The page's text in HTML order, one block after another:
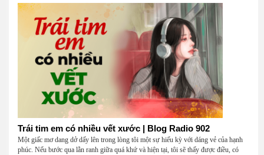
Trái tim em có nhiều vết xước | Blog Radio 902
Một giấc mơ dang dở dấy lên trong lòng tôi một sự hiếu kỳ với dáng vẻ của hạnh
phúc. Nếu bước qua lằn ranh giữa quá khứ và hiện tại, tôi sẽ thấy được điều, có